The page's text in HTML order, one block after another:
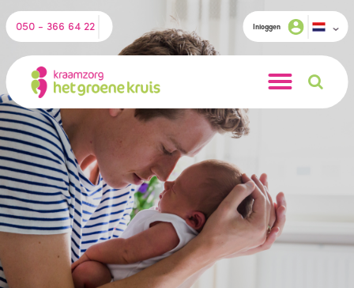
050 - 366 64 22 Inloggen